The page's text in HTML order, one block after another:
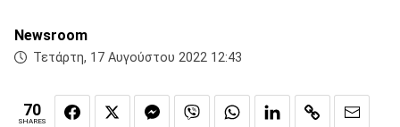
Newsroom
Τετάρτη, 17 Αυγούστου 2022 12:43
70
SHARES